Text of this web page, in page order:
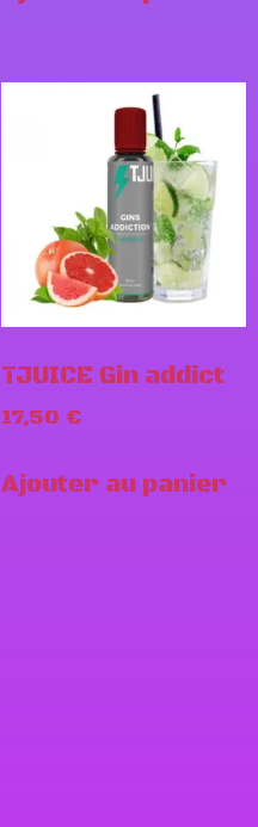
TJUICE Gin addict
17,50 €
Ajouter au panier